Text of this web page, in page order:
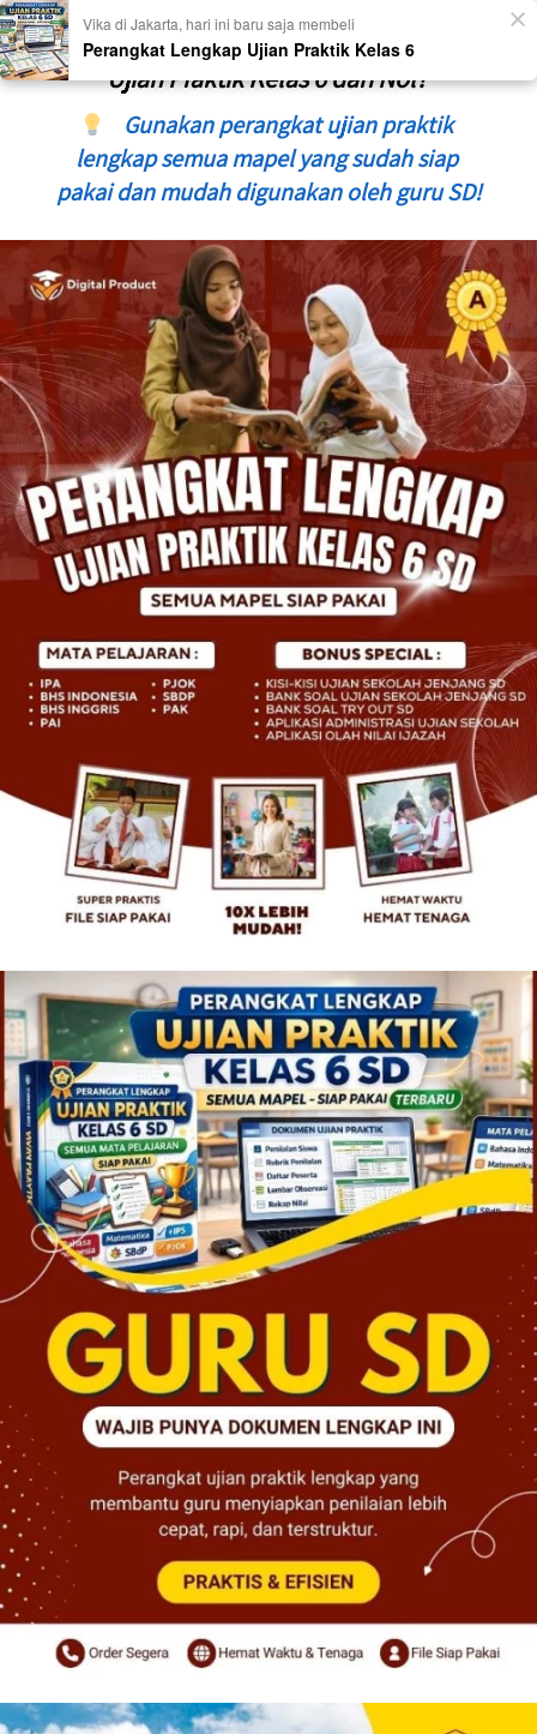
Masih Repot Menyusun Perangkat
Ujian Praktik Kelas 6 dari Nol?
Gunakan perangkat ujian praktik
lengkap semua mapel yang sudah siap
pakai dan mudah digunakan oleh guru SD!
Vika di Jakarta, hari ini baru saja membeli
Perangkat Lengkap Ujian Praktik Kelas 6